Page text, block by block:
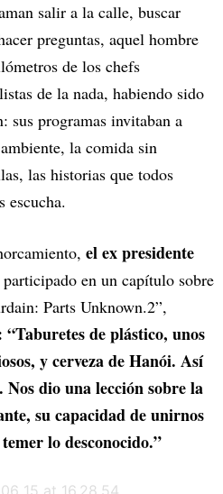
salir a la calle, buscar
preguntas, aquel hombre
de los chefs
de la nada, habiendo sido
sus programas invitaban a
la comida sin
las historias que todos
escucha.
el ex presidente
en un capítulo sobre
Parts Unknown.2”,
de plástico, unos
y cerveza de Hanói. Así
Nos dio una lección sobre la
su capacidad de unirnos
lo desconocido.”